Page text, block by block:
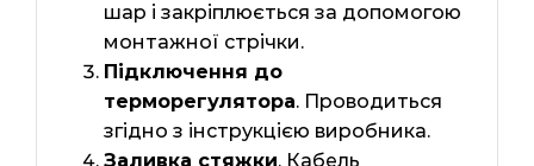
шар і закріплюється за допомогою
монтажної стрічки.
Підключення до
терморегулятора. Проводиться
згідно з інструкцією виробника.
Заливка стяжки. Кабель